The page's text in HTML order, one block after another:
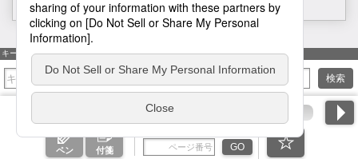
H1
キーワード検索
検索
ペン 付箋 GO